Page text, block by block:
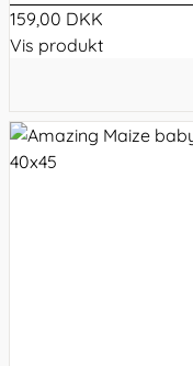
159,00 DKK
Vis produkt